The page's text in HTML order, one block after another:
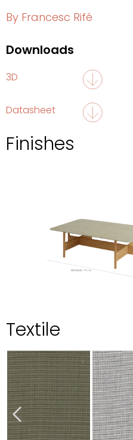
By Francesc Rifé
Downloads
3D
Datasheet
Finishes
Textile